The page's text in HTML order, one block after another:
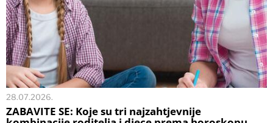
28.07.2026.
ZABAVITE SE: Koje su tri najzahtjevnije